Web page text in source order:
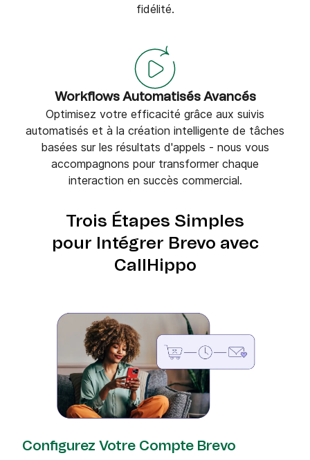
fidélité.
Workflows Automatisés Avancés
Optimisez votre efficacité grâce aux suivis
automatisés et à la création intelligente de tâches
basées sur les résultats d'appels - nous vous
accompagnons pour transformer chaque
interaction en succès commercial.
Trois Étapes Simples
pour Intégrer Brevo avec
CallHippo
Configurez Votre Compte Brevo